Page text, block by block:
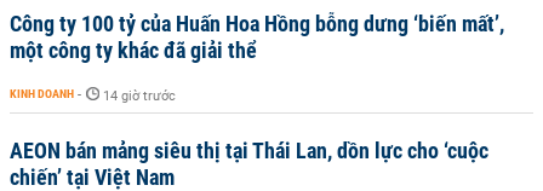
Công ty 100 tỷ của Huấn Hoa Hồng bỗng dưng ‘biến mất’,
một công ty khác đã giải thể
KINH DOANH - 14 giờ trước
AEON bán mảng siêu thị tại Thái Lan, dồn lực cho ‘cuộc
chiến’ tại Việt Nam